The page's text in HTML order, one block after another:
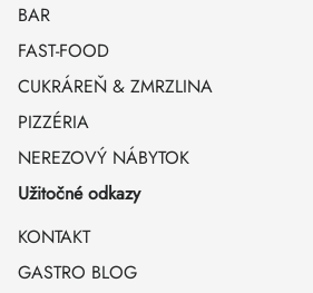
BAR
FAST-FOOD
CUKRÁREŇ & ZMRZLINA
PIZZÉRIA
NEREZOVÝ NÁBYTOK
Užitočné odkazy
KONTAKT
GASTRO BLOG